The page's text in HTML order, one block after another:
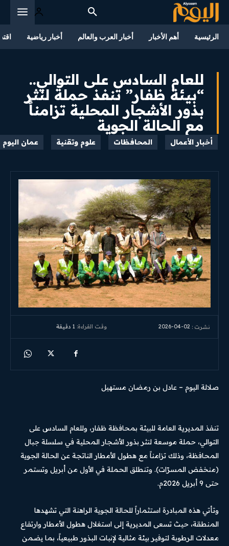
الرئيسية أهم الأخبار أخبار العرب والعالم أخبار رياضية
للعام السادس على التوالي..
“بيئة ظفار” تنفذ حملة لنثر
بذور الأشجار المحلية تزامناً
مع الحالة الجوية
أخبار الأعمال المحافظات علوم وتقنية عمان اليوم
نشرت : 2026-04-02 وقت القراءة: 1 دقيقة
صلالة اليوم – عادل بن رمضان مستهيل
تنفذ المديرية العامة للبيئة بمحافظة ظفار، وللعام السادس على
التوالي، حملة موسعة لنثر بذور الأشجار المحلية في سلسلة جبال
المحافظة، وذلك تزامناً مع هطول الأمطار الناتجة عن الحالة الجوية
(منخفض المسرّات). وتنطلق الحملة في الأول من أبريل وتستمر
حتى 9 أبريل 2026م.
وتأتي هذه المبادرة استثماراً للحالة الجوية الراهنة التي تشهدها
المنطقة، حيث تسعى المديرية إلى استغلال هطول الأمطار وارتفاع
معدلات الرطوبة لتوفير بيئة مثالية لإنبات البذور طبيعياً، بما يضمن